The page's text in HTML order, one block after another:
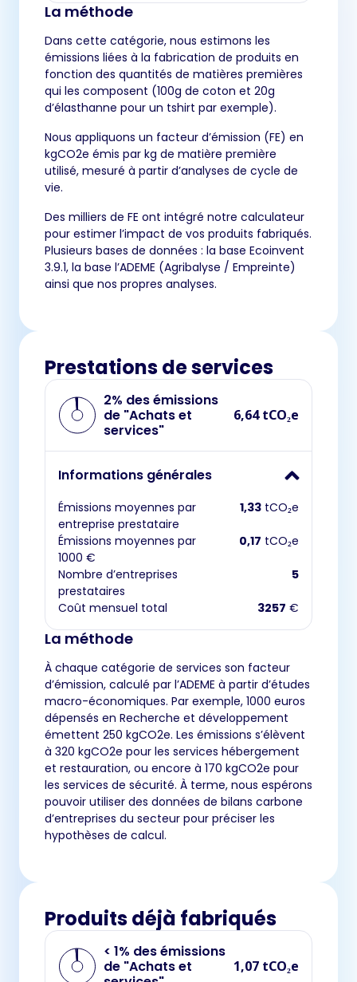
La méthode
Dans cette catégorie, nous estimons les
émissions liées à la fabrication de produits en
fonction des quantités de matières premières
qui les composent (100g de coton et 20g
d’élasthanne pour un tshirt par exemple).
Nous appliquons un facteur d’émission (FE) en
kgCO2e émis par kg de matière première
utilisé, mesuré à partir d’analyses de cycle de
vie.
Des milliers de FE ont intégré notre calculateur
pour estimer l’impact de vos produits fabriqués.
Plusieurs bases de données : la base Ecoinvent
3.9.1, la base l’ADEME (Agribalyse / Empreinte)
ainsi que nos propres analyses.
Prestations de services
2% des émissions
de "Achats et
services"
6,64 tCO₂e
Informations générales
Émissions moyennes par
entreprise prestataire
1,33 tCO₂e
Émissions moyennes par
1000 €
0,17 tCO₂e
Nombre d’entreprises
prestataires
5
Coût mensuel total 3257 €
La méthode
À chaque catégorie de services son facteur
d’émission, calculé par l’ADEME à partir d’études
macro-économiques. Par exemple, 1000 euros
dépensés en Recherche et développement
émettent 250 kgCO2e. Les émissions s’élèvent
à 320 kgCO2e pour les services hébergement
et restauration, ou encore à 170 kgCO2e pour
les services de sécurité. À terme, nous espérons
pouvoir utiliser des données de bilans carbone
d’entreprises du secteur pour préciser les
hypothèses de calcul.
Produits déjà fabriqués
< 1% des émissions
de "Achats et
1,07 tCO₂e